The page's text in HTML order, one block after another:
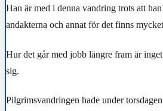
Han är med i denna vandring trots att
andakterna och annat för det finns
Hur det går med jobb längre fram är
sig.
Pilgrimsvandringen hade under